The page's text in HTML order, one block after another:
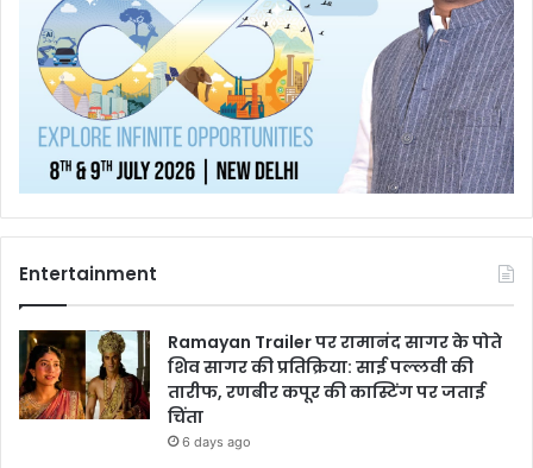
Entertainment
Ramayan Trailer पर रामानंद सागर के पोते
शिव सागर की प्रतिक्रिया: साई पल्लवी की
तारीफ, रणबीर कपूर की कास्टिंग पर जताई
चिंता
6 days ago